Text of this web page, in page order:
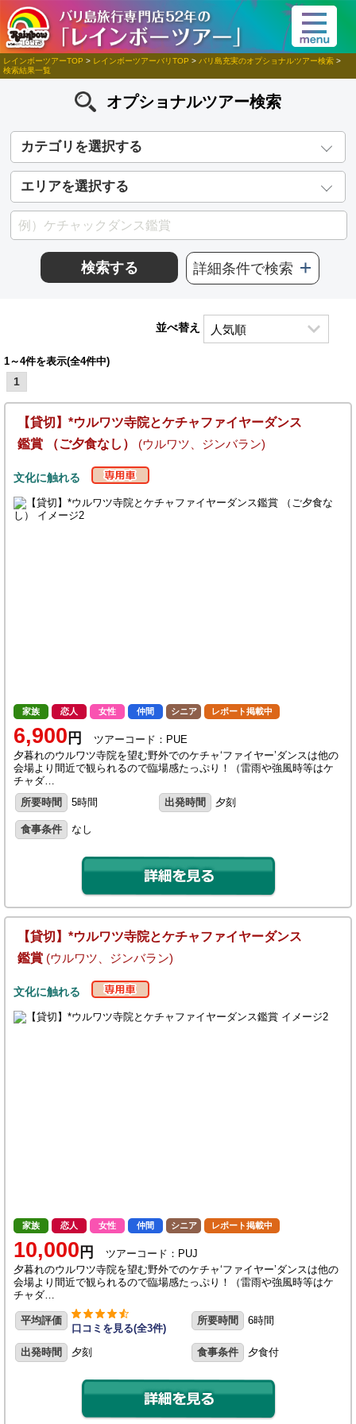
レインボーツアーTOP > レインボーツアーバリTOP > バリ島充実のオプショナルツアー検索 >
検索結果一覧
オプショナルツアー検索
カテゴリを選択する
エリアを選択する
検索する 詳細条件で検索
並べ替え
1～4件を表示(全4件中)
1
【貸切】*ウルワツ寺院とケチャファイヤーダンス
鑑賞 （ご夕食なし） (ウルワツ、ジンバラン)
文化に触れる
家族 恋人 女性 仲間 シニア レポート掲載中
6,900 円
ツアーコード：PUE
夕暮れのウルワツ寺院を望む野外でのケチャ‘ファイヤー’ダンスは他の
会場より間近で観られるので臨場感たっぷり！（雷雨や強風時等はケ
チャダ…
所要時間
5時間 出発時間 夕刻
食事条件 なし
【貸切】*ウルワツ寺院とケチャファイヤーダンス
鑑賞 (ウルワツ、ジンバラン)
文化に触れる
家族 恋人 女性 仲間 シニア レポート掲載中
10,000 円
ツアーコード：PUJ
夕暮れのウルワツ寺院を望む野外でのケチャ‘ファイヤー’ダンスは他の
会場より間近で観られるので臨場感たっぷり！（雷雨や強風時等はケ
チャダ…
平均評価
口コミを見る(全3件)
所要時間 6時間
出発時間 夕刻 食事条件 夕食付